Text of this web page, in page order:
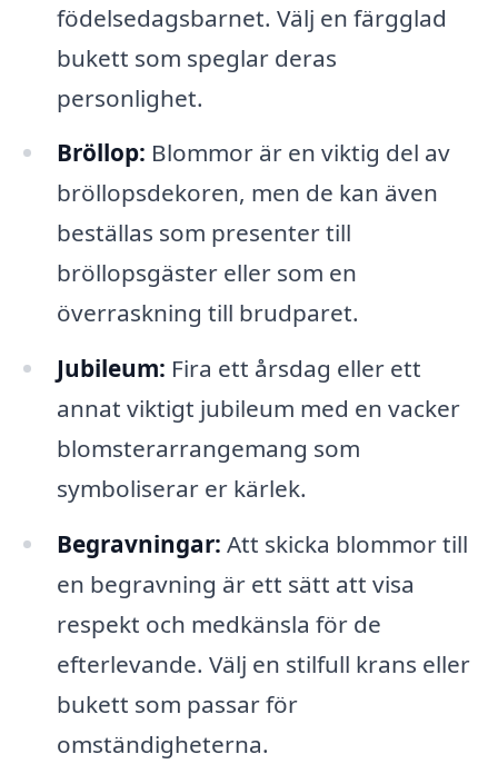
födelsedagsbarnet. Välj en färgglad
bukett som speglar deras
personlighet.
Bröllop: Blommor är en viktig del av
bröllopsdekoren, men de kan även
beställas som presenter till
bröllopsgäster eller som en
överraskning till brudparet.
Jubileum: Fira ett årsdag eller ett
annat viktigt jubileum med en vacker
blomsterarrangemang som
symboliserar er kärlek.
Begravningar: Att skicka blommor till
en begravning är ett sätt att visa
respekt och medkänsla för de
efterlevande. Välj en stilfull krans eller
bukett som passar för
omständigheterna.